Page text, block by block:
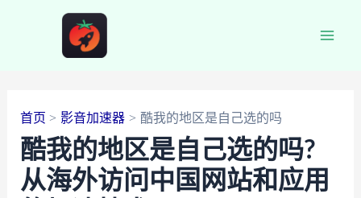
首页 影音加速器 酷我的地区是自己选的吗
酷我的地区是自己选的吗?
从海外访问中国网站和应用